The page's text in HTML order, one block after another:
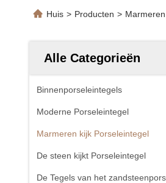
Huis > Producten >
Alle Categorieën
Binnenporseleintegels
Moderne Porseleintegel
Marmeren kijk Porseleintegel
De steen kijkt Porseleintegel
De Tegels van het